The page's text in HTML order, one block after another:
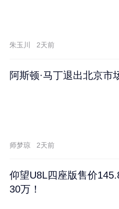
朱玉川 2天前
阿斯顿·马丁退出北京市
师梦琼 2天前
仰望U8L四座版售价
30万！